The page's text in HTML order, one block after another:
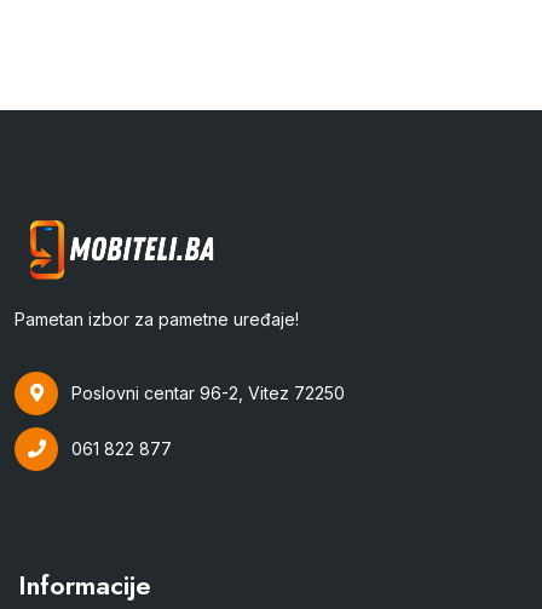
Pametan izbor za pametne uređaje!
Poslovni centar 96-2, Vitez 72250
061 822 877
Informacije